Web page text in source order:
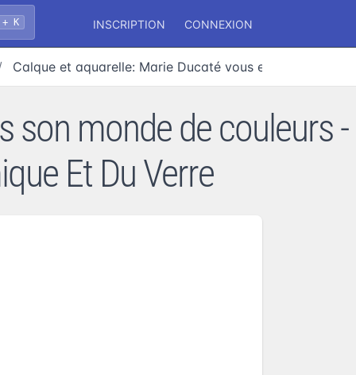
+ K INSCRIPTION CONNEXION
Calque et aquarelle: Marie Ducaté vous emmène dans
son monde de couleurs -
Et Du Verre